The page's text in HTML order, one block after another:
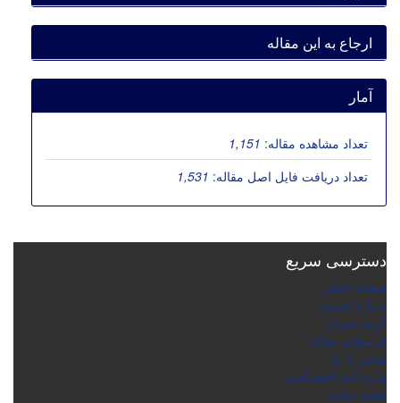
ارجاع به این مقاله
آمار
تعداد مشاهده مقاله: 1,151
تعداد دریافت فایل اصل مقاله: 1,531
دسترسی سریع
صفحه اصلی
درباره نشریه
گروه دبیران
فرستادن مقاله
تماس با ما
واژه نامه اختصاصی
نقشه سایت